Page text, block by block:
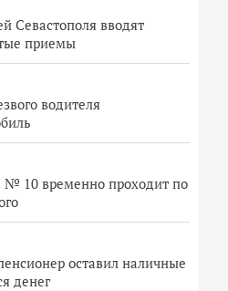
Севастополя вводят
приемы
водителя
№ 10 временно проходит по
оставил наличные
денег